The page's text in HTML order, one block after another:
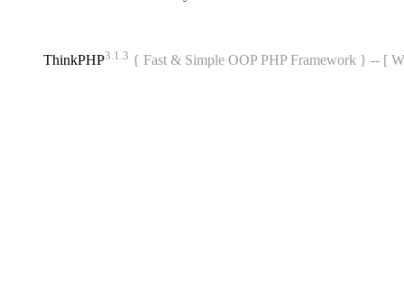
ThinkPHP3.1.3 { Fast & Simple OOP PHP Framework } -- [